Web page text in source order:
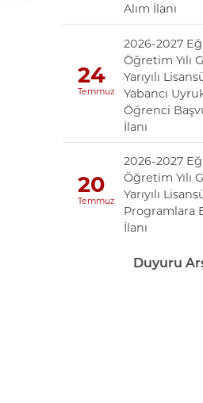
Alım İlanı
24
Temmuz
2026-2027
Öğretim Yılı
Yarıyılı
Yabancı
Öğrenci
İlanı
20
Temmuz
2026-2027
Öğretim Yılı
Yarıyılı
Programlara
İlanı
Duyuru